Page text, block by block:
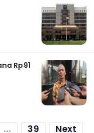
Rp91
... 39 Next